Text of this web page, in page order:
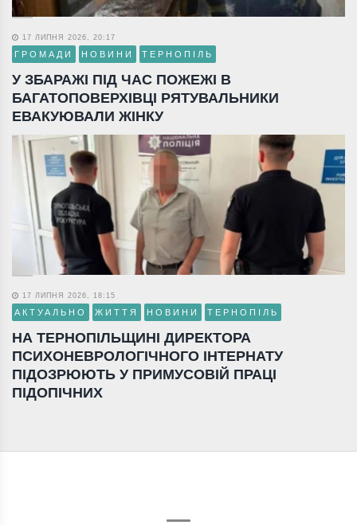
17 ЛИПНЯ 2026, 20:17
ГРОМАДИ НОВИНИ ТЕРНОПІЛЬ
У ЗБАРАЖІ ПІД ЧАС ПОЖЕЖІ В
БАГАТОПОВЕРХІВЦІ РЯТУВАЛЬНИКИ
ЕВАКУЮВАЛИ ЖІНКУ
17 ЛИПНЯ 2026, 18:15
АКТУАЛЬНО ЖИТТЯ НОВИНИ ТЕРНОПІЛЬ
НА ТЕРНОПІЛЬЩИНІ ДИРЕКТОРА
ПСИХОНЕВРОЛОГІЧНОГО ІНТЕРНАТУ
ПІДОЗРЮЮТЬ У ПРИМУСОВІЙ ПРАЦІ
ПІДОПІЧНИХ